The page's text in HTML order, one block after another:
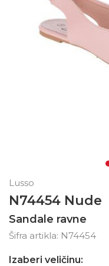
Lusso
N74454 Nude
Sandale ravne
Šifra artikla: N74454
Izaberi veličinu: